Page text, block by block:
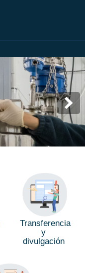
Transferencia
y
divulgación